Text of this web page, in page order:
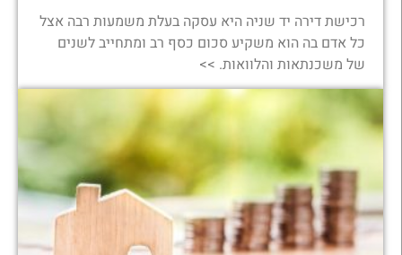
רכישת דירה יד שניה היא עסקה בעלת משמעות רבה אצל
כל אדם בה הוא משקיע סכום כסף רב ומתחייב לשנים
של משכנתאות והלוואות. >>